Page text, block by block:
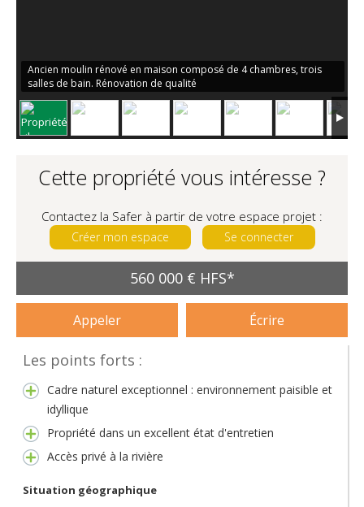
Ancien moulin rénové en maison composé de 4 chambres, trois
salles de bain. Rénovation de qualité
Cette propriété vous intéresse ?
Contactez la Safer à partir de votre espace projet :
Créer mon espace Se connecter
560 000 € HFS*
Appeler Écrire
Les points forts :
Cadre naturel exceptionnel : environnement paisible et
idyllique
Propriété dans un excellent état d'entretien
Accès privé à la rivière
Situation géographique